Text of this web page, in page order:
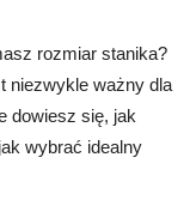
rozmiar stanika?
niezwykle ważny dla
dowiesz się, jak
wybrać idealny